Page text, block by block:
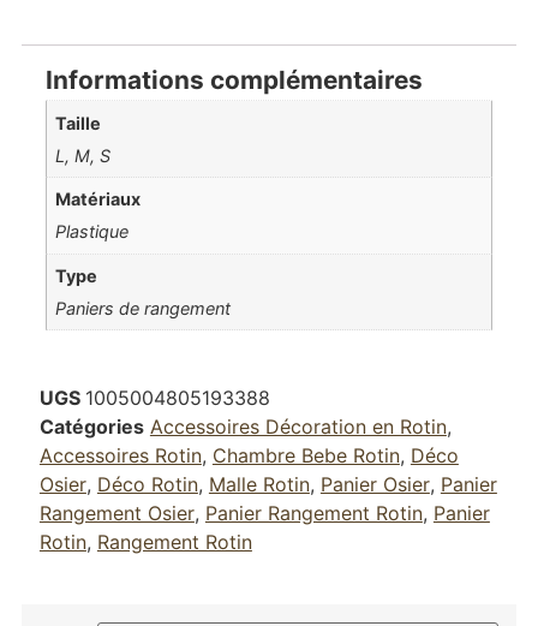
Informations complémentaires
Taille
L, M, S
Matériaux
Plastique
Type
Paniers de rangement
UGS 1005004805193388
Catégories Accessoires Décoration en Rotin,
Accessoires Rotin, Chambre Bebe Rotin, Déco
Osier, Déco Rotin, Malle Rotin, Panier Osier, Panier
Rangement Osier, Panier Rangement Rotin, Panier
Rotin, Rangement Rotin